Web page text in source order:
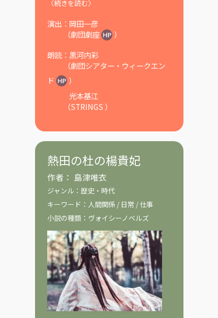
〈続きを読む〉
演出： 岡田一彦
（劇団劇座
）
朗読： 黒河内彩
（劇団シアター・ウィークエン
ド
）
光本基江
（STRINGS ）
熱田の杜の楊貴妃
作者： 島津唯衣
ジャンル： 歴史・時代
キーワード： 人間関係/ 日常 / 仕事
小説の種類： ヴォイシーノベルズ